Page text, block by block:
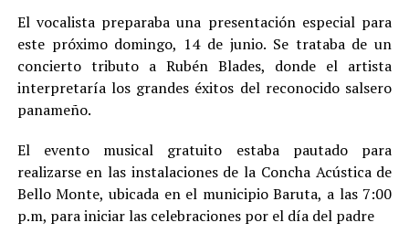
El vocalista preparaba una presentación especial para
este próximo domingo, 14 de junio. Se trataba de un
concierto tributo a Rubén Blades, donde el artista
interpretaría los grandes éxitos del reconocido salsero
panameño.
El evento musical gratuito estaba pautado para
realizarse en las instalaciones de la Concha Acústica de
Bello Monte, ubicada en el municipio Baruta, a las 7:00
p.m, para iniciar las celebraciones por el día del padre